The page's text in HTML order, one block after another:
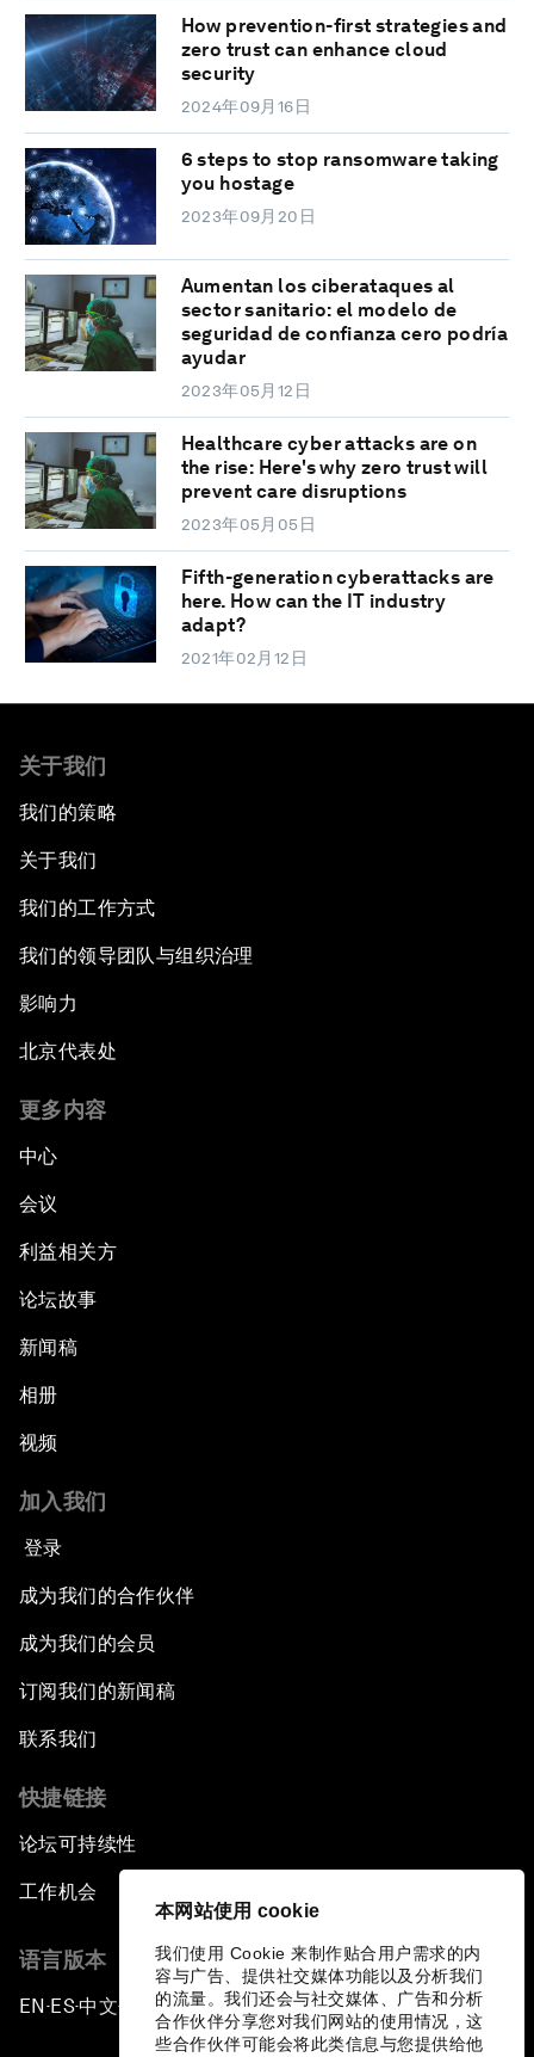
本网站使用 cookie
我们使用 Cookie 来制作贴合用户需求的内
容与广告、提供社交媒体功能以及分析我们
的流量。我们还会与社交媒体、广告和分析
合作伙伴分享您对我们网站的使用情况，这
些合作伙伴可能会将此类信息与您提供给他
How prevention-first strategies and
zero trust can enhance cloud
security
2024年09月16日
6 steps to stop ransomware taking
you hostage
2023年09月20日
Aumentan los ciberataques al
sector sanitario: el modelo de
seguridad de confianza cero podría
ayudar
2023年05月12日
Healthcare cyber attacks are on
the rise: Here's why zero trust will
prevent care disruptions
2023年05月05日
Fifth-generation cyberattacks are
here. How can the IT industry
adapt?
2021年02月12日
关于我们
我们的策略
关于我们
我们的工作方式
我们的领导团队与组织治理
影响力
北京代表处
更多内容
中心
会议
利益相关方
论坛故事
新闻稿
相册
视频
加入我们
登录
成为我们的合作伙伴
成为我们的会员
订阅我们的新闻稿
联系我们
快捷链接
论坛可持续性
工作机会
语言版本
EN ▪ES▪中文▪ 日本語